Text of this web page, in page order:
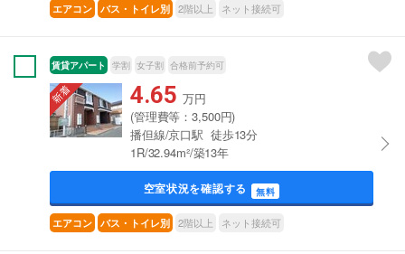
エアコン バス・トイレ別 2階以上 ネット接続可
賃貸アパート 学割 女子割 合格前予約可
4.65 万円
(管理費等：3,500円)
播但線/京口駅 徒歩13分
1R/32.94m²/築13年
空室状況を確認する 無料
エアコン バス・トイレ別 2階以上 ネット接続可